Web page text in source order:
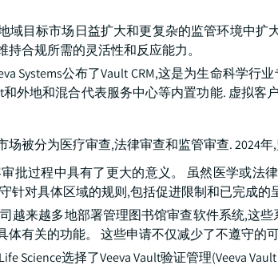
域目标市场日益扩大和更复杂的监管环境中
合规所需的灵活性和反应能力。
Systems公布了Vault CRM,这是为生命科学行
和外地和混合代表服务中心等内置功能. 虚拟
场被分为医疗审查,法律审查和监管审查. 2024
批过程中具有了更大的意义。 虽然医学或法
针对具体区域的规则,包括促进限制和已完成的
越来越多地部署管理图书馆审查软件系统,这
体有关的功能。 这些申请不仅减少了不遵守的
Science选择了Veeva Vault验证管理(Veeva